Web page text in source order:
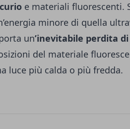
e materiali fluorescenti.
minore di quella
un’inevitabile perdita
del materiale
luce più calda o più fredda.